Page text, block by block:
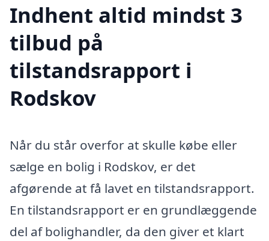
Indhent altid mindst 3
tilbud på
tilstandsrapport i
Rodskov
Når du står overfor at skulle købe eller
sælge en bolig i Rodskov, er det
afgørende at få lavet en tilstandsrapport.
En tilstandsrapport er en grundlæggende
del af bolighandler, da den giver et klart